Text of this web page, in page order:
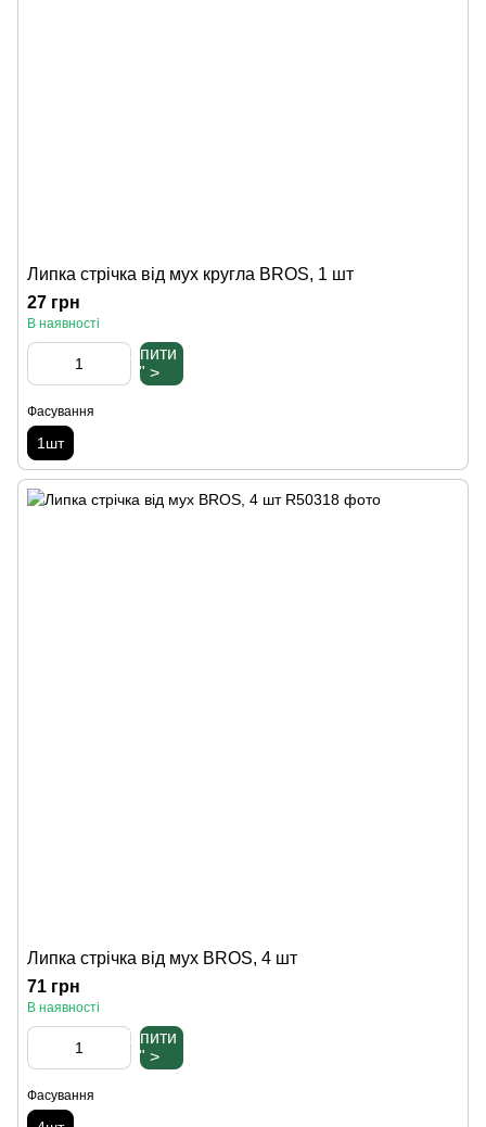
Липка стрічка від мух кругла BROS, 1 шт
27 грн
В наявності
Купити
" >
Фасування
1шт
Липка стрічка від мух BROS, 4 шт
71 грн
В наявності
Купити
" >
Фасування